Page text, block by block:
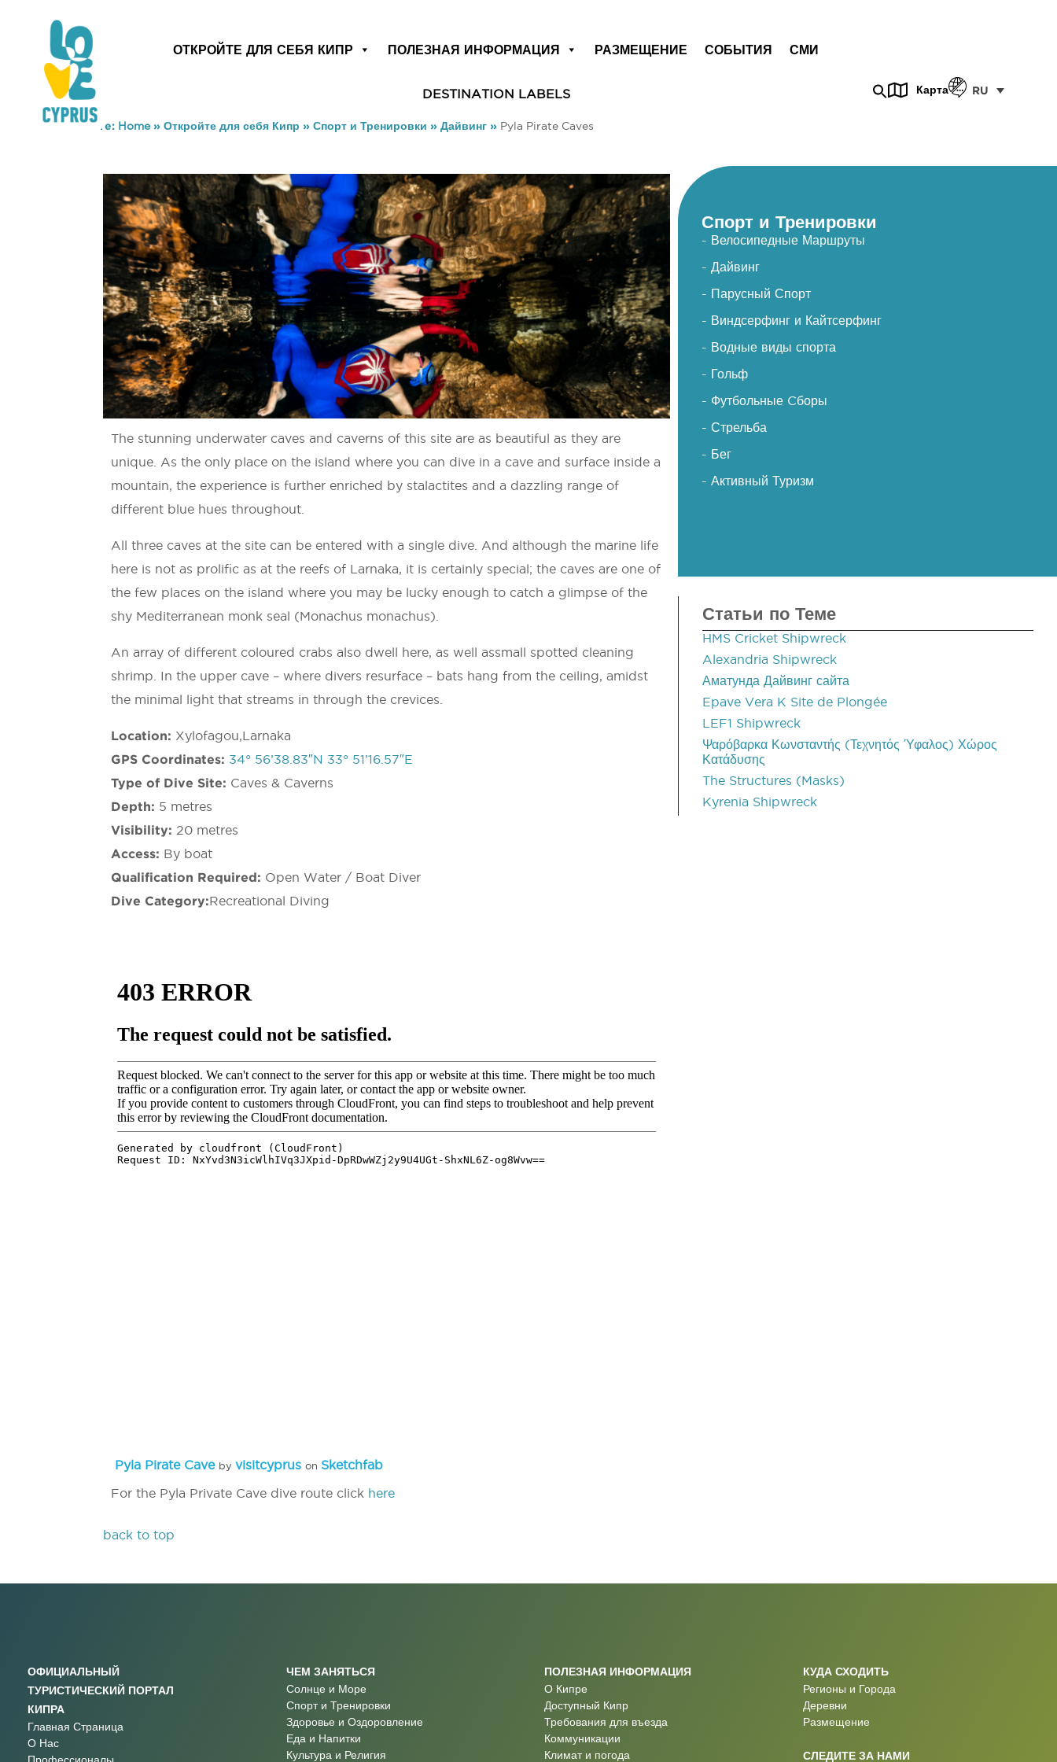
ОТКРОЙТЕ ДЛЯ СЕБЯ КИПР ПОЛЕЗНАЯ ИНФОРМАЦИЯ РАЗМЕЩЕНИЕ СОБЫТИЯ СМИ
DESTINATION LABELS Карта RU
You are here: Home» Откройте для себя Кипр » Спорт и Тренировки » Дайвинг » Pyla Pirate Caves
The stunning underwater caves and caverns of this site are as beautiful as they are
unique. As the only place on the island where you can dive in a cave and surface inside a
mountain, the experience is further enriched by stalactites and a dazzling range of
different blue hues throughout.
All three caves at the site can be entered with a single dive. And although the marine life
here is not as prolific as at the reefs of Larnaka, it is certainly special; the caves are one of
the few places on the island where you may be lucky enough to catch a glimpse of the
shy Mediterranean monk seal (Monachus monachus).
An array of different coloured crabs also dwell here, as well assmall spotted cleaning
shrimp. In the upper cave – where divers resurface – bats hang from the ceiling, amidst
the minimal light that streams in through the crevices.
Location: Xylofagou,Larnaka
GPS Coordinates: 34° 56’38.83″N 33° 51’16.57″E
Type of Dive Site: Caves & Caverns
Depth: 5 metres
Visibility: 20 metres
Access: By boat
Qualification Required: Open Water / Boat Diver
Dive Category:Recreational Diving
Pyla Pirate Cave byvisitcypruson Sketchfab
For the Pyla Private Cave dive route click here
back to top
Спорт и Тренировки
- Велосипедные Маршруты
- Дайвинг
- Парусный Спорт
- Виндсерфинг и Кайтсерфинг
- Водные виды спорта
- Гольф
- Футбольные Cборы
- Стрельба
- Бег
- Активный Туризм
Статьи по Теме
HMS Cricket Shipwreck
Alexandria Shipwreck
Аматунда Дайвинг сайта
Epave Vera K Site de Plongée
LEF1 Shipwreck
Ψαρόβαρκα Κωνσταντής (Τεχνητός Ύφαλος) Χώρος
Κατάδυσης
The Structures (Masks)
Kyrenia Shipwreck
ОФИЦИАЛЬНЫЙ
ТУРИСТИЧЕСКИЙ ПОРТАЛ
КИПРА
Главная Страница
О Нас
Профессионалы
ЧЕМ ЗАНЯТЬСЯ
Солнце и Море
Спорт и Тренировки
Здоровье и Оздоровление
Еда и Напитки
Культура и Религия
ПОЛЕЗНАЯ ИНФОРМАЦИЯ
О Кипре
Доступный Кипр
Требования для въезда
Коммуникации
Климат и погода
КУДА СХОДИТЬ
Регионы и Города
Деревни
Размещение
СЛЕДИТЕ ЗА НАМИ